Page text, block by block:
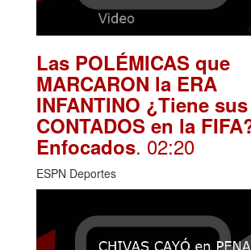
Las POLÉMICAS que
MARCARON la ERA
INFANTINO ¿Tiene
CONTADOS en la
Enfocados. 02:20
ESPN Deportes